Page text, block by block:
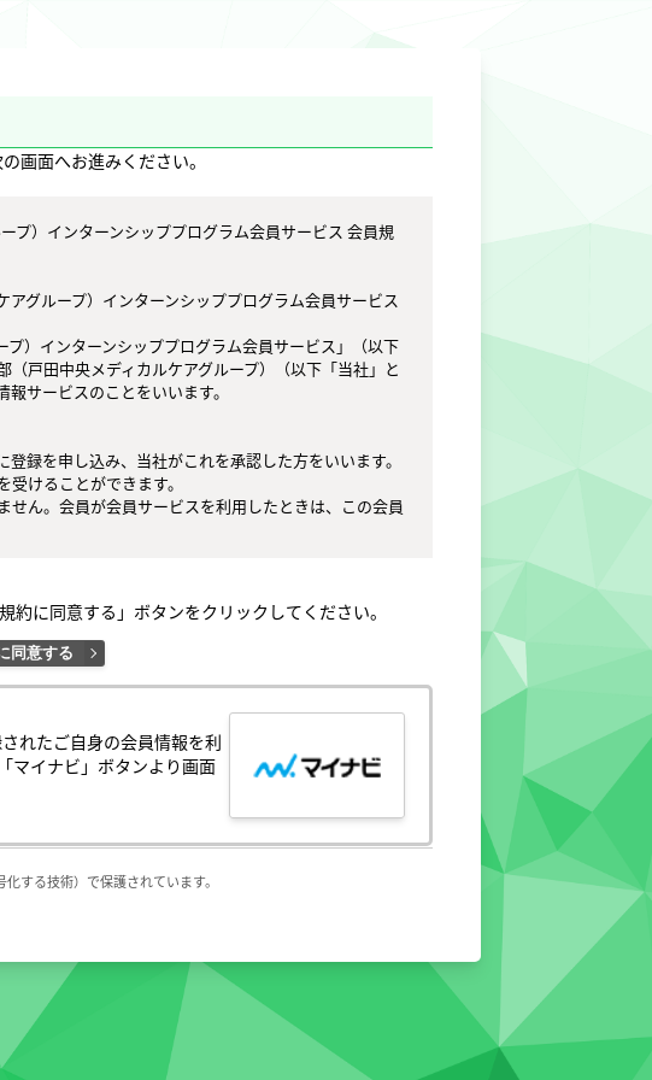
画面へお進みください。
グループ）インターンシッププログラム会員サービス
プ）インターンシッププログラム会員サービス」（以下
（戸田中央メディカルケアグループ）（以下「当社」と
サービスのことをいいます。
録を申し込み、当社がこれを承認した方をいいます。
けることができます。
せん。会員が会員サービスを利用したときは、この会員
す。
または貸与してはなりません。
は会員の責任とし、これらの使用上の過誤または第三
いものとします。
月28日（予定）とします。
変更、中断、中止することがあり、会員はこれを承諾
ス機能に支障が生じ、または会員サービスが停止する等
ライバシー、その他人権等を侵害する行為
中傷する行為
る行為
為
員サービスを利用して、営業活動、営利を目的とした
約に同意する」ボタンをクリックしてください。
同意する
れたご自身の会員情報を利
マイナビ」ボタンより画面
する技術）で保護されています。